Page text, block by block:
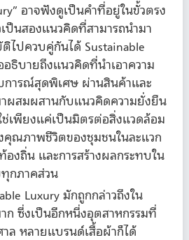
อาจฟังดูเป็นคำที่อยู่ในขั้วตรง
นสองแนวคิดที่สามารถนำมา
ปควบคู่กันได้ Sustainable
ธิบายถึงแนวคิดที่นำเอาความ
การณ์สุดพิเศษ ผ่านสินค้าและ
ผสมผสานกับแนวคิดความยั่งยืน
เพียงแค่เป็นมิตรต่อสิ่งแวดล้อม
คุณภาพชีวิตของชุมชนในละแวก
งถิ่น และการสร้างผลกระทบใน
ทุกภาคส่วน
Luxury มักถูกกล่าวถึงใน
ก ซึ่งเป็นอีกหนึ่งอุตสาหกรรมที่
ล หลายแบรนด์เสื้อผ้าก็ได้